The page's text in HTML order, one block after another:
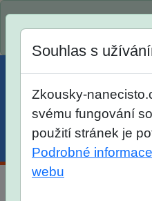
Souhlas s
Zkousky-
svému fungování
použití stránek je
Podrobné
webu